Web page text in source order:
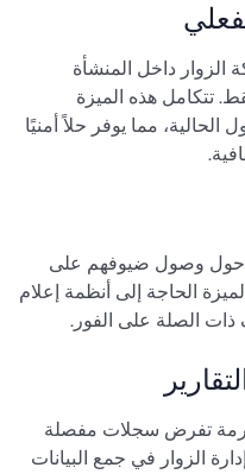
الزوار داخل المنشأة
تتكامل هذه الميزة
مما يوفر حلاً أمنيًا
حول وصول ضيوفهم على
الحاجة إلى أنظمة إعلام
الصلة على الفور.
تفرض سجلات مفصلة
الزوار في جمع البيانات